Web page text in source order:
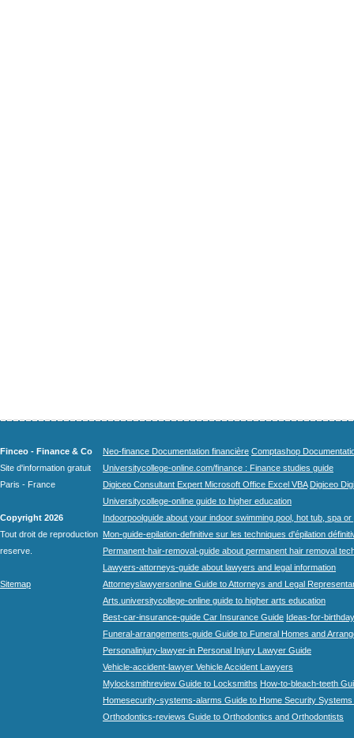
Finceo - Finance & Co
Site d'information gratuit
Paris - France
Copyright 2026
Tout droit de reproduction
reserve.
Sitemap
Neo-finance Documentation financière Comptashop
Universitycollege-online.com/finance : Finance studies guide
Digiceo Consultant Expert Microsoft Office Excel VBA Digiceo
Universitycollege-online guide to higher education
Indoorpoolguide about your indoor swimming pool, hot tub, spa
Mon-guide-epilation-definitive sur les techniques d'épilation
Permanent-hair-removal-guide about permanent hair removal
Lawyers-attorneys-guide about lawyers and legal information
Attorneyslawyersonline Guide to Attorneys and Legal
Arts.universitycollege-online guide to higher arts education
Best-car-insurance-guide Car Insurance Guide Ideas-for-
Funeral-arrangements-guide Guide to Funeral Homes and
Personalinjury-lawyer-in Personal Injury Lawyer Guide
Vehicle-accident-lawyer Vehicle Accident Lawyers
Mylocksmithreview Guide to Locksmiths How-to-bleach-teeth
Homesecurity-systems-alarms Guide to Home Security Systems
Orthodontics-reviews Guide to Orthodontics and Orthodontists